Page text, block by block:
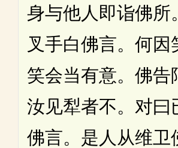
身与他人即诣佛所
叉手白佛言。何因
笑会当有意。佛告
汝见犁者不。对曰
佛言。是人从维卫